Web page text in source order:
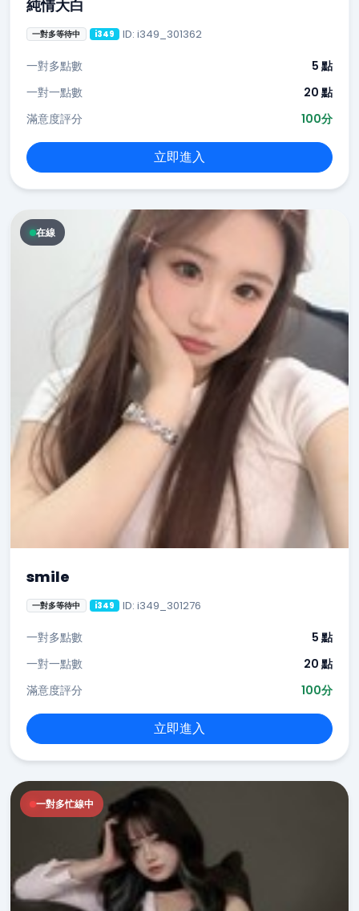
純情大白
一對多等待中 i349 ID: i349_301362
一對多點數
5 點
一對一點數
20 點
滿意度評分
100分
立即進入
在線
smile
一對多等待中 i349 ID: i349_301276
一對多點數
5 點
一對一點數
20 點
滿意度評分
100分
立即進入
一對多忙線中